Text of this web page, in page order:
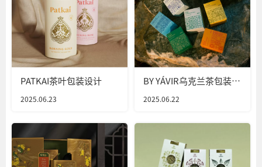
PATKAI茶叶包装设计
2025.06.23
BY YÁVIR乌克兰茶包装设
2025.06.22